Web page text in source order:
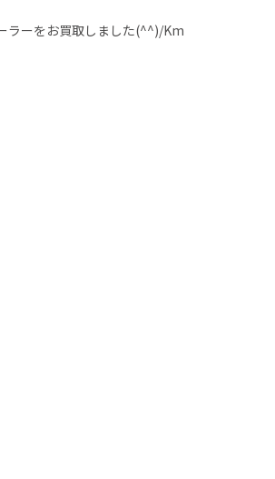
ラーをお買取しました(^^)/Km